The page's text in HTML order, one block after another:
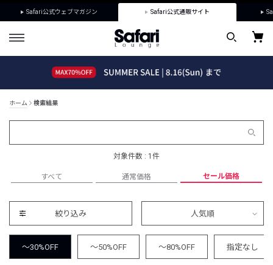
Safari公式ウェブマガジン Safari公式通販サイト
ホーム 検索結果
対象件数 : 1件
すべて 通常価格 セール価格
絞り込み 人気順
～30%OFF ～50%OFF ～80%OFF 指定なし